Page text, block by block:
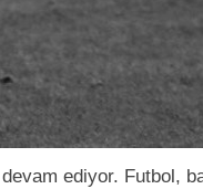
devam ediyor. Futbol,